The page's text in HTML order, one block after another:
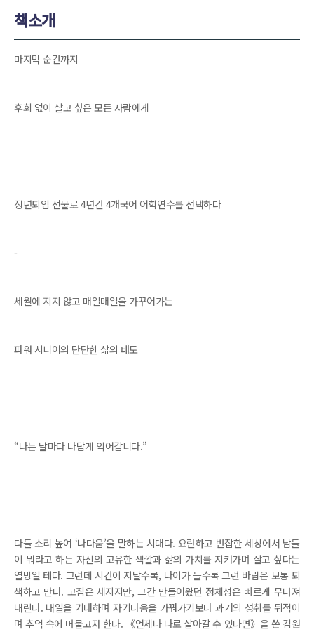
책소개
마지막 순간까지
후회 없이 살고 싶은 모든 사람에게
정년퇴임 선물로 4년간 4개국어 어학연수를 선택하다
-
세월에 지지 않고 매일매일을 가꾸어가는
파워 시니어의 단단한 삶의 태도
“나는 날마다 나답게 익어갑니다.”
다들 소리 높여 ‘나다움’을 말하는 시대다. 요란하고 번잡한 세상에서 남들
이 뭐라고 하든 자신의 고유한 색깔과 삶의 가치를 지켜가며 살고 싶다는
열망일 테다. 그런데 시간이 지날수록, 나이가 들수록 그런 바람은 보통 퇴
색하고 만다. 고집은 세지지만, 그간 만들어왔던 정체성은 빠르게 무너져
내린다. 내일을 기대하며 자기다움을 가꿔가기보다 과거의 성취를 뒤적이
며 추억 속에 머물고자 한다. 《언제나 나로 살아갈 수 있다면》을 쓴 김원